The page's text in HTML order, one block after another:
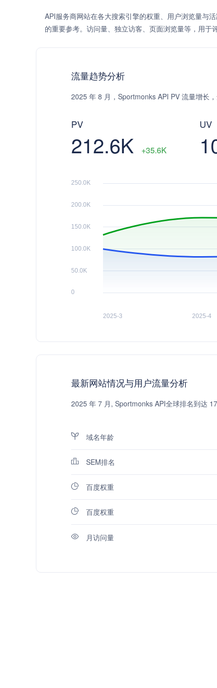
API服务商网站在各大搜索引擎的权重、用户浏览量与
的重要参考。访问量、独立访客、页面浏览量等，用于
流量趋势分析
2025 年 8 月，Sportmonks API PV 流量增长
PV
212.6K +35.6K
UV
最新网站情况与用户流量分析
2025 年 7 月, Sportmonks API全球排名到达
域名年龄
SEM排名
百度权重
百度权重
月访问量